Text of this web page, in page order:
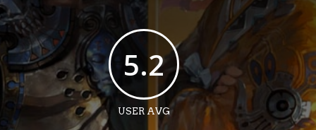
5.2
USER AVG